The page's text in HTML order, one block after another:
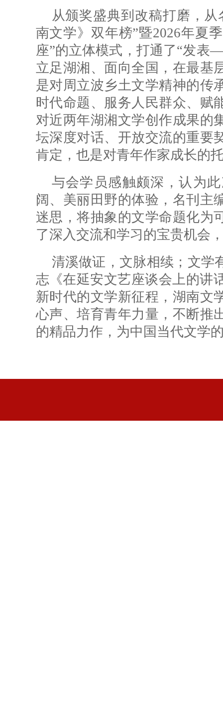
从颁奖盛典到改稿打磨，
南文学》双年榜”暨2026年夏
座”的立体模式，打通了“发
立足湖湘、面向全国，在最基
是对周立波 乡土文学精神的传
时代命题、服务人民群众、赋
对近两年湖湘文学创作成果的
坛深度对话、开放交流的重要
肯定，也是对青年作家成长的
与会学员感触颇深，认为
阔、美丽田野的体验，名刊主
迷思，将抽象的文学命题化为
了深入交流和学习的宝贵机会
清溪做证 ，文脉相续；文
志《在延安文艺座谈会上的讲
新时代的文学新征程，湖南文
心声、培育青年力量，不断推
的精品力作，为中国当代文学